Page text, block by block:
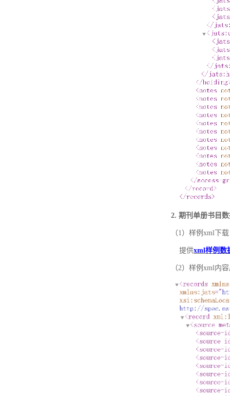
2. 期刊单册书目
（1）样例xml下载
提供xml样例数
（2）样例xml内